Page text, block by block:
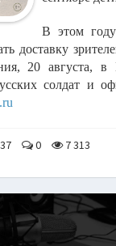
В этом году
доставку
20 августа,
солдат и
0 7 313